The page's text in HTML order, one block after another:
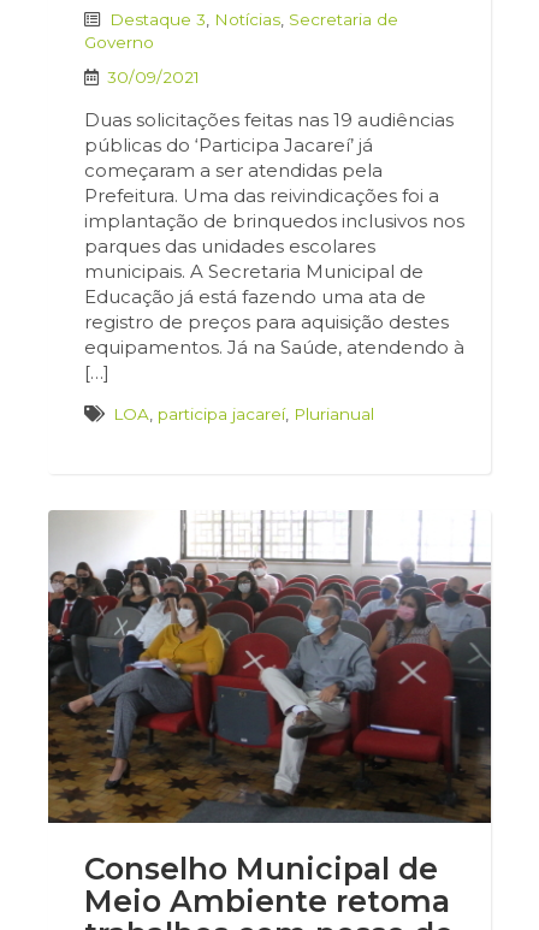
Destaque 3 Notícias Secretaria de
Governo
30/09/2021
Duas solicitações feitas nas 19 audiências
públicas do ‘Participa Jacareí’ já
começaram a ser atendidas pela
Prefeitura. Uma das reivindicações foi a
implantação de brinquedos inclusivos nos
parques das unidades escolares
municipais. A Secretaria Municipal de
Educação já está fazendo uma ata de
registro de preços para aquisição destes
equipamentos. Já na Saúde, atendendo à
[…]
LOA participa jacareí, Plurianual
Conselho Municipal de
Meio Ambiente retoma